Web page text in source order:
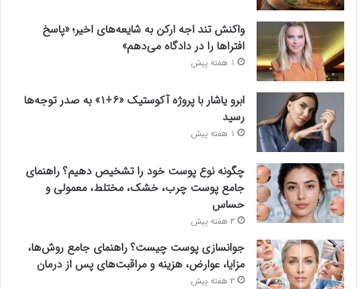
واکنش تند اجه ارکن به شایعه‌های اخیر؛ «پاسخ
افتراها را در دادگاه می‌دهم»
1 هفته پیش
ابرو یاشار با پروژه آکوستیک «۶+۱» به صدر توجه‌ها
رسید
1 هفته پیش
چگونه نوع پوست خود را تشخیص دهیم؟ راهنمای
جامع پوست چرب، خشک، مختلط، معمولی و
حساس
3 هفته پیش
جوانسازی پوست چیست؟ راهنمای جامع روش‌ها،
مزایا، عوارض، هزینه و مراقبت‌های پس از درمان
3 هفته پیش